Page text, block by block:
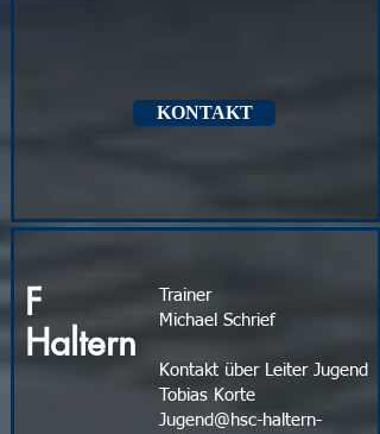
KONTAKT
F
Haltern
Trainer
Michael Schrief
Kontakt über Leiter Jugend
Tobias Korte
Jugend@hsc-haltern-